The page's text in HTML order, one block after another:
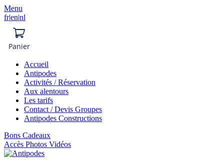
Menu
fr|en|nl
Panier
Accueil
Antipodes
Activités / Réservation
Aux alentours
Les tarifs
Contact / Devis Groupes
Antipodes Constructions
Bons Cadeaux
Accès Photos Vidéos